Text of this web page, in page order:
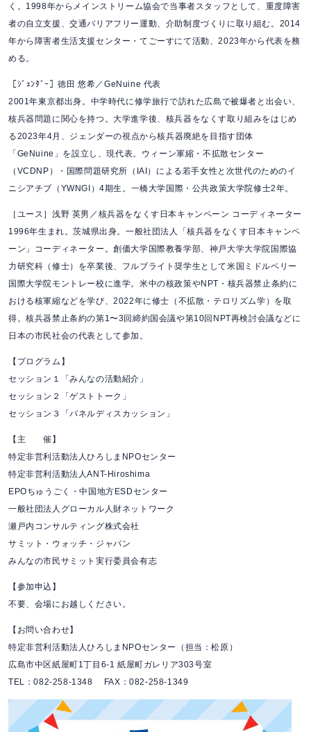
く。1998年からメインストリーム協会で当事者スタッフとして、重度障害
者の自立支援、交通バリアフリー運動、介助制度づくりに取り組む。2014
年から障害者生活支援センター・てごーすにて活動、2023年から代表を務
める。
［ｼﾞｪﾝﾀﾞｰ］徳田 悠希／GeNuine 代表
2001年東京都出身。中学時代に修学旅行で訪れた広島で被爆者と出会い、
核兵器問題に関心を持つ。大学進学後、核兵器をなくす取り組みをはじめ
る2023年4月、ジェンダーの視点から核兵器廃絶を目指す団体
「GeNuine」を設立し、現代表。ウィーン軍縮・不拡散センター
（VCDNP）・国際問題研究所（IAI）による若手女性と次世代のためのイ
ニシアチブ（YWNGI）4期生。一橋大学国際・公共政策大学院修士2年。
［ユース］浅野 英男／核兵器をなくす日本キャンペーン コーディネーター
1996年生まれ。茨城県出身。一般社団法人「核兵器をなくす日本キャンペ
ーン」コーディネーター。創価大学国際教養学部、神戸大学大学院国際協
力研究科（修士）を卒業後、フルブライト奨学生として米国ミドルベリー
国際大学院モントレー校に進学。米中の核政策やNPT・核兵器禁止条約に
おける核軍縮などを学び、2022年に修士（不拡散・テロリズム学）を取
得。核兵器禁止条約の第1〜3回締約国会議や第10回NPT再検討会議などに
日本の市民社会の代表として参加。
【プログラム】
セッション１「みんなの活動紹介」
セッション２「ゲストトーク」
セッション３「パネルディスカッション」
【主 催】
特定非営利活動法人ひろしまNPOセンター
特定非営利活動法人ANT-Hiroshima
EPOちゅうごく・中国地方ESDセンター
一般社団法人グローカル人財ネットワーク
瀬戸内コンサルティング株式会社
サミット・ウォッチ・ジャパン
みんなの市民サミット実行委員会有志
【参加申込】
不要、会場にお越しください。
【お問い合わせ】
特定非営利活動法人ひろしまNPOセンター（担当：松原）
広島市中区紙屋町1丁目6-1 紙屋町ガレリア303号室
TEL：082-258-1348 FAX：082-258-1349